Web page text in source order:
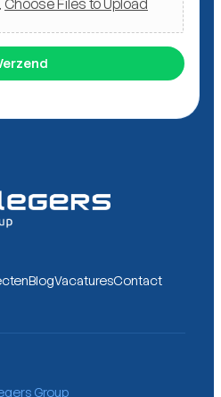
Choose Files to Upload
BlogVacaturesContact
Group